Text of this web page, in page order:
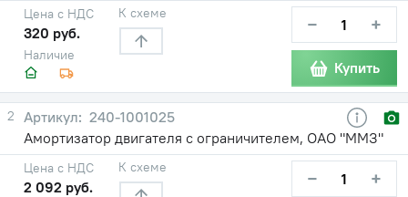
Наличие
Цена с НДС
320 руб.
К схеме − +
Купить
2
240-1001025
Амортизатор двигателя с ограничителем, ОАО "ММЗ"
Цена с НДС
2 092 руб.
К схеме − +